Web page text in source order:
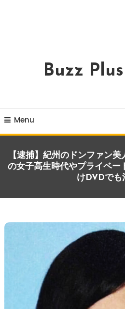
Buzz
Menu
【逮捕】紀州のドンファン
の女子高生時代やプライベー
けDVDでも